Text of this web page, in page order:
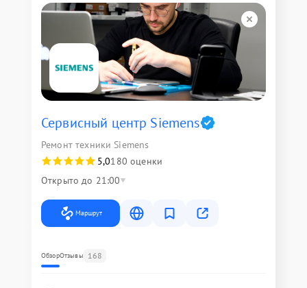
Сервисный центр Siemens
Ремонт техники Siemens
5,0180 оценки
Открыто до 21:00
Маршрут
ОбзорОтзывы 168